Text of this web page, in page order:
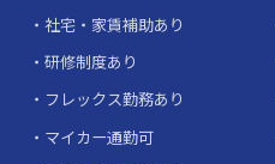
社宅・家賃補助あり
研修制度あり
フレックス勤務あり
マイカー通勤可